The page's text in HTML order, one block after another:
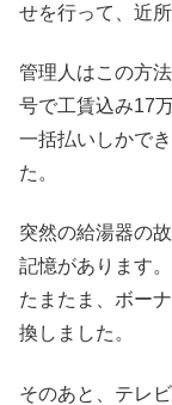
せを行って、近
管理人はこの方
号で工賃込み17
一括払いしかで
た。
突然の給湯器の
記憶があります。
たまたま、ボー
換しました。
そのあと、テレ